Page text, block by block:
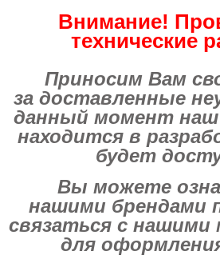
Внимание!
технические
Приносим Вам
за доставленные
данный момент
находится в
будет
Вы можете
нашими брендами
связаться с нашими
для